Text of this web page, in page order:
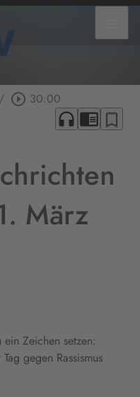
/ play_circle_outline 30:00
headphones chrome_reader_mode bookmark_border
März
Zeichen setzen:
gegen Rassismus